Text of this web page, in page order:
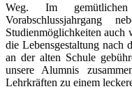
Weg. Im
Vorabschlussjahrgang
Studienmöglichkeiten auch
die Lebensgestaltung nach
an der alten Schule
unsere Alumnis
Lehrkräften zu einem